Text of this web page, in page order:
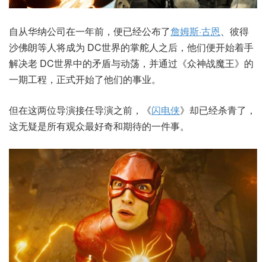
自从华纳公司在一年前，便已经公布了詹姆斯·古恩、彼得
沙佛朗等人将成为 DC世界的掌舵人之后，他们便开始着手
解决老 DC世界中的矛盾与动荡，并通过《众神战魔王》的
一期工程，正式开始了他们的事业。
但在这两位导演接任导演之前，《闪电侠》却已经杀青了，
这无疑是所有观众最好奇和期待的一件事。